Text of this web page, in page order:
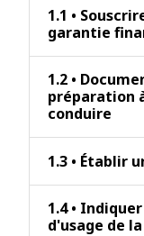
1.1 •
garantie
1.2 •
préparation
conduire
1.3 • Établir
1.4 •
d'usage de